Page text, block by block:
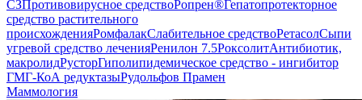
СЗПротивовирусное средствоРопрен®Гепатопротекторное
средство растительного
происхожденияРомфалакСлабительное средствоРетасолСыпи
угревой средство леченияРенилон 7.5РоксолитАнтибиотик,
макролидРусторГиполипидемическое средство - ингибитор
ГМГ-КоА редуктазыРудольфов Прамен
Маммология